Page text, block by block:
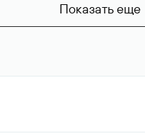
Показать еще